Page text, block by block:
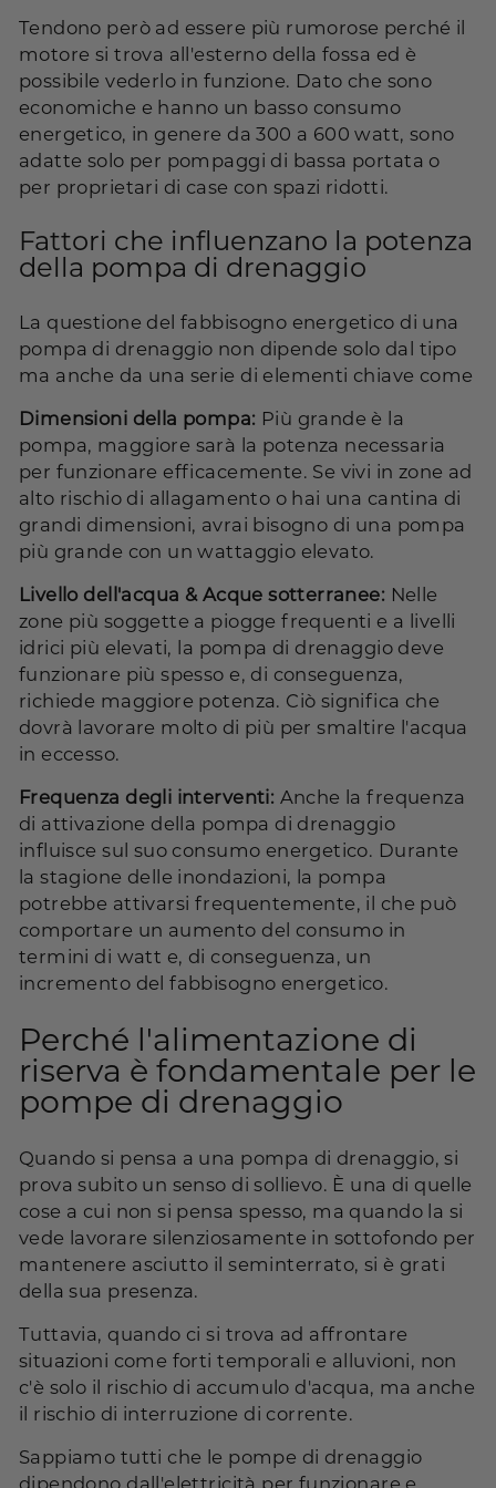
Tendono però ad essere più rumorose perché il
motore si trova all'esterno della fossa ed è
possibile vederlo in funzione. Dato che sono
economiche e hanno un basso consumo
energetico, in genere da 300 a 600 watt, sono
adatte solo per pompaggi di bassa portata o
per proprietari di case con spazi ridotti.
Fattori che influenzano la potenza
della pompa di drenaggio
La questione del fabbisogno energetico di una
pompa di drenaggio non dipende solo dal tipo
ma anche da una serie di elementi chiave come
Dimensioni della pompa: Più grande è la
pompa, maggiore sarà la potenza necessaria
per funzionare efficacemente. Se vivi in ​​zone ad
alto rischio di allagamento o hai una cantina di
grandi dimensioni, avrai bisogno di una pompa
più grande con un wattaggio elevato.
Livello dell'acqua & Acque sotterranee: Nelle
zone più soggette a piogge frequenti e a livelli
idrici più elevati, la pompa di drenaggio deve
funzionare più spesso e, di conseguenza,
richiede maggiore potenza. Ciò significa che
dovrà lavorare molto di più per smaltire l'acqua
in eccesso.
Frequenza degli interventi: Anche la frequenza
di attivazione della pompa di drenaggio
influisce sul suo consumo energetico. Durante
la stagione delle inondazioni, la pompa
potrebbe attivarsi frequentemente, il che può
comportare un aumento del consumo in
termini di watt e, di conseguenza, un
incremento del fabbisogno energetico.
Perché l'alimentazione di
riserva è fondamentale per le
pompe di drenaggio
Quando si pensa a una pompa di drenaggio, si
prova subito un senso di sollievo. È una di quelle
cose a cui non si pensa spesso, ma quando la si
vede lavorare silenziosamente in sottofondo per
mantenere asciutto il seminterrato, si è grati
della sua presenza.
Tuttavia, quando ci si trova ad affrontare
situazioni come forti temporali e alluvioni, non
c'è solo il rischio di accumulo d'acqua, ma anche
il rischio di interruzione di corrente.
Sappiamo tutti che le pompe di drenaggio
dipendono dall'elettricità per funzionare e,